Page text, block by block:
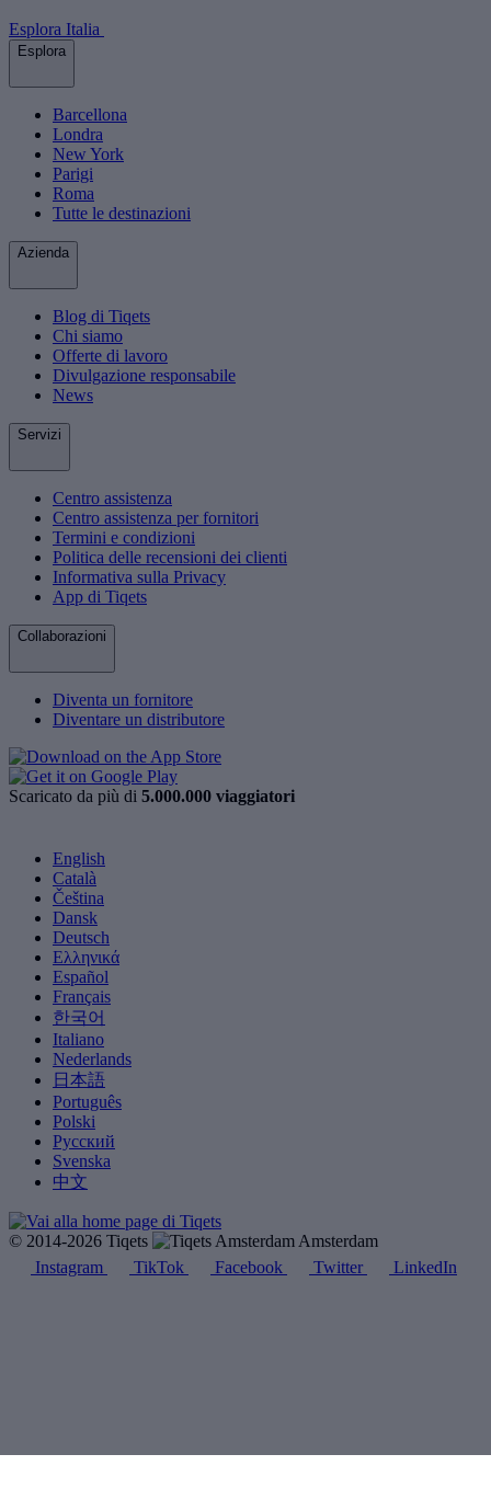
Esplora Italia
Esplora
Barcellona
Londra
New York
Parigi
Roma
Tutte le destinazioni
Azienda
Blog di Tiqets
Chi siamo
Offerte di lavoro
Divulgazione responsabile
News
Servizi
Centro assistenza
Centro assistenza per fornitori
Termini e condizioni
Politica delle recensioni dei clienti
Informativa sulla Privacy
App di Tiqets
Collaborazioni
Diventa un fornitore
Diventare un distributore
Scaricato da più di 5.000.000 viaggiatori
English
Català
Čeština
Dansk
Deutsch
Ελληνικά
Español
Français
한국어
Italiano
Nederlands
日本語
Português
Polski
Русский
Svenska
中文
© 2014-2026 Tiqets
Amsterdam
Instagram
TikTok Facebook Twitter LinkedIn